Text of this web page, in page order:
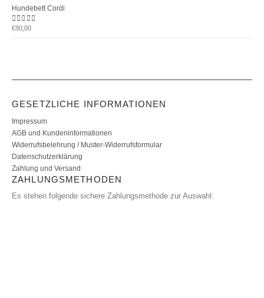
Hundebett Cordi
0von 5
€80,00
GESETZLICHE INFORMATIONEN
Impressum
AGB und Kundeninformationen
Widerrufsbelehrung / Muster-Widerrufsformular
Datenschutzerklärung
Zahlung und Versand
ZAHLUNGSMETHODEN
Es stehen folgende sichere Zahlungsmethode zur Auswahl: